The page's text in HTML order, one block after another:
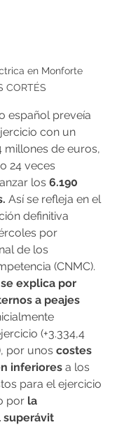
en Monforte
CORTÉS
español preveía
con un
millones de euros,
24 veces
los 6.190
Así se refleja en el
definitiva
por
de los
(CNMC).
explica por
a peajes
(+3.334,4
por unos costes
inferiores a los
para el ejercicio
por la
superávit